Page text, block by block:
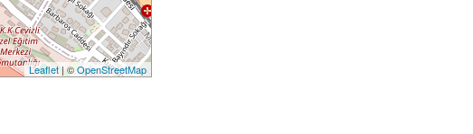
Leaflet | ©OpenStreetMap